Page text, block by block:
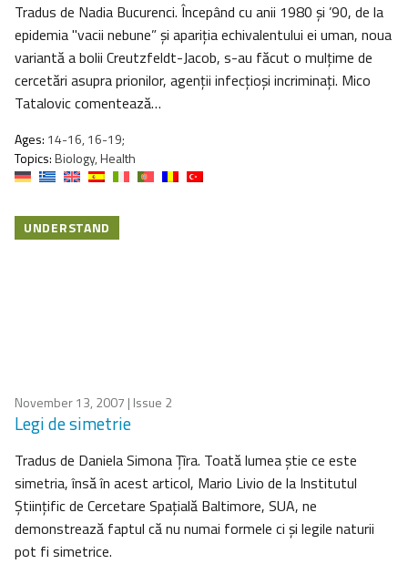
Tradus de Nadia Bucurenci. Începând cu anii 1980 şi ’90, de la
epidemia "vacii nebune” şi apariţia echivalentului ei uman, noua
variantă a bolii Creutzfeldt-Jacob, s-au făcut o mulțime de
cercetări asupra prionilor, agenții infecțioși incriminați. Mico
Tatalovic comentează…
Ages: 14-16, 16-19;
Topics:Biology, Health
UNDERSTAND
November 13, 2007 | Issue 2
Legi de simetrie
Tradus de Daniela Simona Ţîra. Toată lumea ştie ce este
simetria, însă în acest articol, Mario Livio de la Institutul
Ştiinţific de Cercetare Spaţială Baltimore, SUA, ne
demonstrează faptul că nu numai formele ci şi legile naturii
pot fi simetrice.